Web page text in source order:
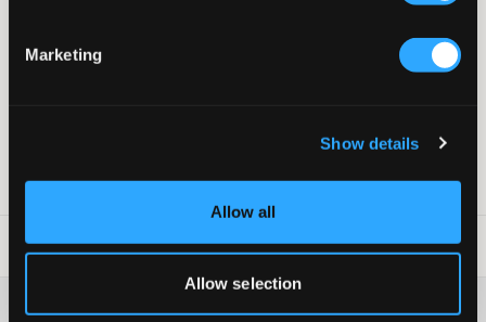
Marketing
Show details
Allow all
Allow selection
Bords-côtes
Numéro d'article:131708-005
Conseils de lavage:
Plus d'informations sur les instructions de lavage